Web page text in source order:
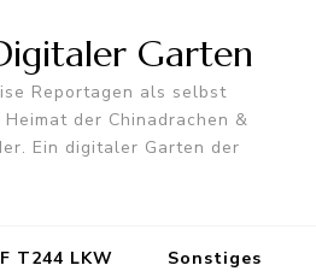
Garten
Reportagen als selbst
der Chinadrachen &
Ein digitaler Garten der
T244 LKW Sonstiges